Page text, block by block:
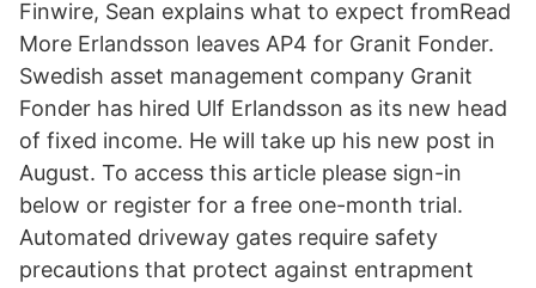
Finwire, Sean explains what to expect fromRead
More Erlandsson leaves AP4 for Granit Fonder.
Swedish asset management company Granit
Fonder has hired Ulf Erlandsson as its new head
of fixed income. He will take up his new post in
August. To access this article please sign-in
below or register for a free one-month trial.
Automated driveway gates require safety
precautions that protect against entrapment